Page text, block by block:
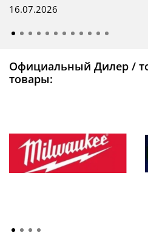
16.07.2026
Официальный Дилер /
товары: